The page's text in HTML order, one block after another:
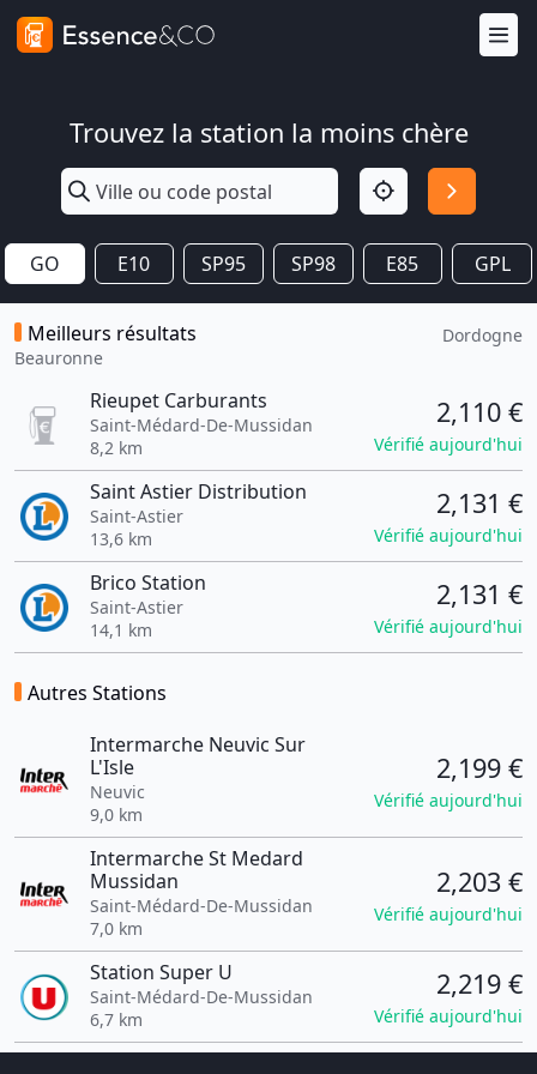
Trouvez la station la moins chère
GO E10 SP95 SP98 E85 GPL
Meilleurs résultats
Beauronne
Dordogne
Rieupet Carburants
Saint-Médard-De-Mussidan
8,2 km
2,110 €
Vérifié aujourd'hui
Saint Astier Distribution
Saint-Astier
13,6 km
2,131 €
Vérifié aujourd'hui
Brico Station
Saint-Astier
14,1 km
2,131 €
Vérifié aujourd'hui
Autres Stations
Intermarche Neuvic Sur
L'Isle
Neuvic
9,0 km
2,199 €
Vérifié aujourd'hui
Intermarche St Medard
Mussidan
Saint-Médard-De-Mussidan
7,0 km
2,203 €
Vérifié aujourd'hui
Station Super U
Saint-Médard-De-Mussidan
6,7 km
2,219 €
Vérifié aujourd'hui